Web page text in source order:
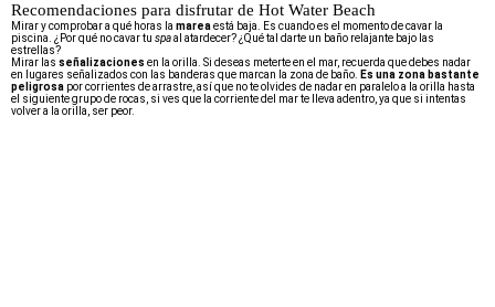
Recomendaciones para disfrutar de Hot Water Beach
Mirar y comprobar a qué horas la mareaestá baja. Es cuando es el momento de cavar la
piscina. ¿Por qué no cavar tu spaal atardecer? ¿Qué tal darte un baño relajante bajo las
estrellas?
Mirar las señalizaciones en la orilla. Si deseas meterte en el mar, recuerda que debes nadar
en lugares señalizados con las banderas que marcan la zona de baño.
Es una zona bastante
peligrosa por corrientes de arrastre, así que no te olvides de nadar en paralelo a la orilla hasta
el siguiente grupo de rocas, si ves que la corriente del mar te lleva adentro, ya que si intentas
volver a la orilla, ser peor.